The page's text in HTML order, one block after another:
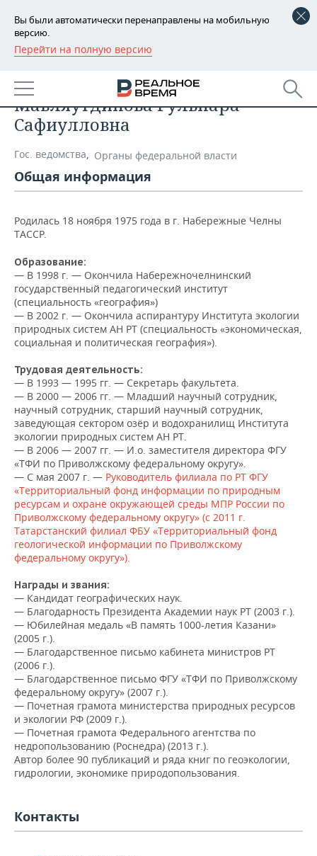
Вы были автоматически перенаправлены на мобильную
версию.
Перейти на полную версию
РЕГИОНЫ
БАШКОРТОСТАН
ТАТАРСТАН
УДМУРТИЯ
НОВОСТИ
АНАЛИТИКА
НОВОСТИ АНАЛИТИКИ
ДЕКЛАРАЦИИ О ДОХОДАХ
КОРОЛИ ГОСЗАКАЗА ПФО
КОМУ ПРИНАДЛЕЖАТ
ТОРГОВЫЕ ЦЕНТРЫ
ТАТАРСТАНА
ЭКОНОМИКА
НОВОСТИ ЭКОНОМИКИ
БЮДЖЕТ
ИНВЕСТИЦИИ
ПРОМЫШЛЕННОСТЬ
ПРОМЫШЛЕННОСТИ
АГРОПРОМ
МАШИНОСТРОЕНИЕ
НЕФТЕХИМИЯ
ОПК
ЭНЕРГЕТИКА
НЕДВИЖИМОСТЬ
НОВОСТИ АВТО
БИЗНЕС
НОВОСТИ БИЗНЕСА
РОЗНИЧНАЯ ТОРГОВЛЯ
ТРАНСПОРТ
УСЛУГИ
ТЕХНОЛОГИИ
НОВОСТИ ТЕХНОЛОГИЙ
IT
МЕДИА
ТЕЛЕКОММУНИКАЦИИ
МЕРОПРИЯТИЯ
НОВОСТИ МЕРОПРИЯТИЙ
ВЫЕЗДНАЯ РЕДАКЦИЯ
БИЗНЕС-БРАНЧИ
ONLINE-КОНФЕРЕНЦИИ
ОТКРЫТАЯ ЛЕКЦИЯ
СПОРТ
НОВОСТИ СПОРТА
ФУТБОЛ
ХОККЕЙ
БАСКЕТБОЛ
ВОЛЕЙБОЛ
ФИГУРНОЕ КАТАНИЕ
ВОДНЫЕ ВИДЫ СПОРТА
ХОККЕЙ С МЯЧОМ
ОБЩЕСТВО
НОВОСТИ ОБЩЕСТВА
ВЛАСТЬ
ИНФРАСТРУКТУРА
ИСТОРИЯ
МЕДИЦИНА
ОБРАЗОВАНИЕ
ПРОИСШЕСТВИЯ
ФОТОГАЛЕРЕЯ
СЮЖЕТЫ
СПРАВОЧНИК
СПИСОК ПЕРСОН
ПОЛНАЯ ВЕРСИЯ
Мавляутдинова Гульнара
Сафиулловна
Гос. ведомства, Органы федеральной власти
Общая информация
Родилась 18 ноября 1975 года в г. Набережные Челны
ТАССР.
Образование:
— В 1998 г. — Окончила Набережночелнинский
государственный педагогический институт
(специальность «география»)
— В 2002 г. — Окончила аспирантуру Института экологии
природных систем АН РТ (специальность «экономическая,
социальная и политическая география»).
Трудовая деятельность:
— В 1993 — 1995 гг. — Секретарь факультета.
— В 2000 — 2006 гг. — Младший научный сотрудник,
научный сотрудник, старший научный сотрудник,
заведующая сектором озёр и водохранилищ Института
экологии природных систем АН РТ.
— В 2006 — 2007 гг. — И.о. заместителя директора ФГУ
«ТФИ по Приволжскому федеральному округу».
— С мая 2007 г. — Руководитель филиала по РТ ФГУ
«Территориальный фонд информации по природным
ресурсам и охране окружающей среды МПР России по
Приволжскому федеральному округу» (с 2011 г.
Татарстанский филиал ФБУ «Территориальный фонд
геологической информации по Приволжскому
федеральному округу»).
Награды и звания:
— Кандидат географических наук.
— Благодарность Президента Академии наук РТ (2003 г.).
— Юбилейная медаль «В память 1000-летия Казани»
(2005 г.).
— Благодарственное письмо кабинета министров РТ
(2006 г.).
— Благодарственное письмо ФГУ «ТФИ по Приволжскому
федеральному округу» (2007 г.).
— Почетная грамота министерства природных ресурсов
и экологии РФ (2009 г.).
— Почетная грамота Федерального агентства по
недропользованию (Роснедра) (2013 г.).
Автор более 90 публикаций и ряда книг по геоэкологии,
гидрологии, экономике природопользования.
Контакты